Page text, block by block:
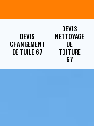
DEVIS
CHANGEMENT
DE TUILE 67
DEVIS
NETTOYAGE
DE
TOITURE
67